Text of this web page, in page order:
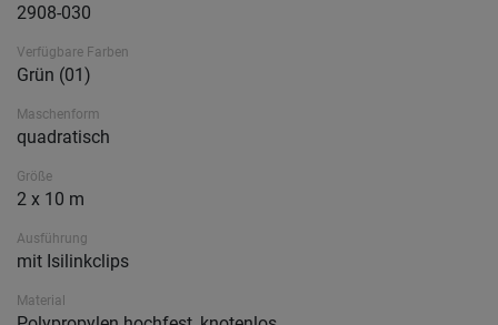
2908-030
Verfügbare Farben
Grün (01)
Maschenform
quadratisch
Größe
2 x 10 m
Ausführung
mit Isilinkclips
Material